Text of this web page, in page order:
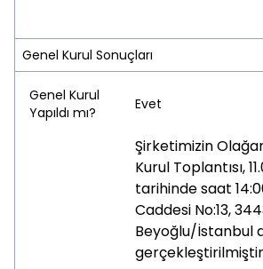
Genel Kurul Sonuçları
Genel Kurul
Yapıldı mı?
Evet
Şirketimizin
Kurul Toplantısı,
tarihinde saat
Caddesi No:13,
Beyoğlu/İstanbul